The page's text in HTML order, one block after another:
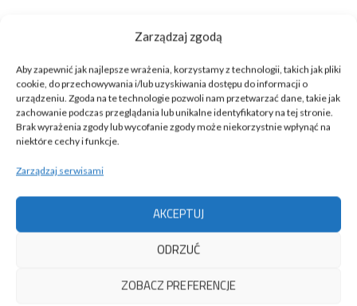
Zarządzaj zgodą
Aby zapewnić jak najlepsze wrażenia, korzystamy z technologii, takich jak pliki
cookie, do przechowywania i/lub uzyskiwania dostępu do informacji o
urządzeniu. Zgoda na te technologie pozwoli nam przetwarzać dane, takie jak
zachowanie podczas przeglądania lub unikalne identyfikatory na tej stronie.
Brak wyrażenia zgody lub wycofanie zgody może niekorzystnie wpłynąć na
niektóre cechy i funkcje.
Zarządzaj serwisami
AKCEPTUJ
ODRZUĆ
ZOBACZ PREFERENCJE
Protezy
Proteza akrylowa 2 500 zł
Proteza szkieletowa
zastosowania protez, które pozwalają odbudować nawet